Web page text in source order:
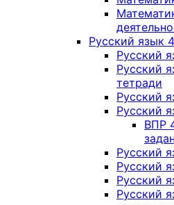
Русский язык
Русский
Русский
тетради
Русский
Русский
ВПР
Русский
Русский
Русский
Русский